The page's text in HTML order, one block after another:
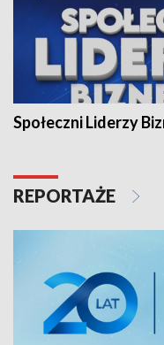
Społeczni Liderzy
REPORTAŻE